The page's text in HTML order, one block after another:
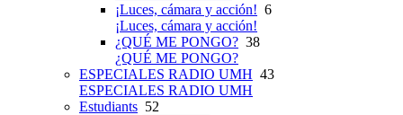
¡Luces, cámara y acción! 6
¡Luces, cámara y acción!
¿QUÉ ME PONGO? 38
¿QUÉ ME PONGO?
ESPECIALES RADIO UMH 43
ESPECIALES RADIO UMH
Estudiants 52